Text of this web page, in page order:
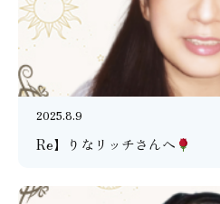
2025.8.9
Re】りなリッチさんへ